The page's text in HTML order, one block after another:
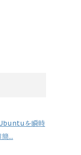
を瞬時
...